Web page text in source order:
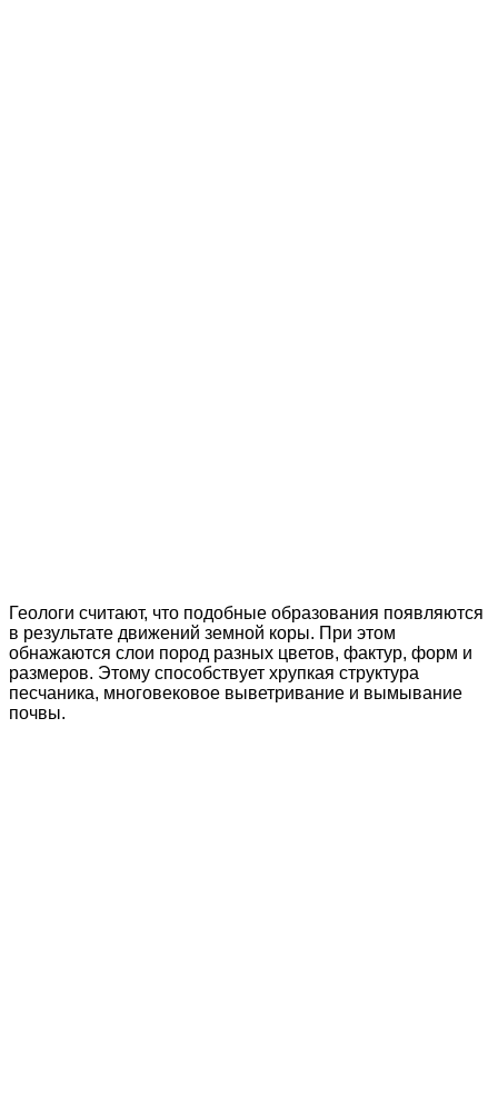
Геологи считают, что подобные образования появляются
в результате движений земной коры. При этом
обнажаются слои пород разных цветов, фактур, форм и
размеров. Этому способствует хрупкая структура
песчаника, многовековое выветривание и вымывание
почвы.